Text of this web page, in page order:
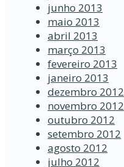
junho 2013
maio 2013
abril 2013
março 2013
fevereiro 2013
janeiro 2013
dezembro 2012
novembro 2012
outubro 2012
setembro 2012
agosto 2012
julho 2012